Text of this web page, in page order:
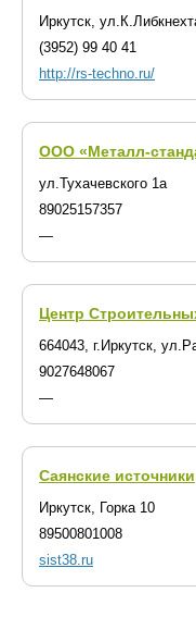
Иркутск,
(3952) 99 40 41
http://rs-techno.ru/
ООО «Металл-
ул.Тухачевского 1а
89025157357
—
Центр
664043, г.Иркутск,
9027648067
—
Саянские источники
Иркутск, Горка 10
89500801008
sist38.ru